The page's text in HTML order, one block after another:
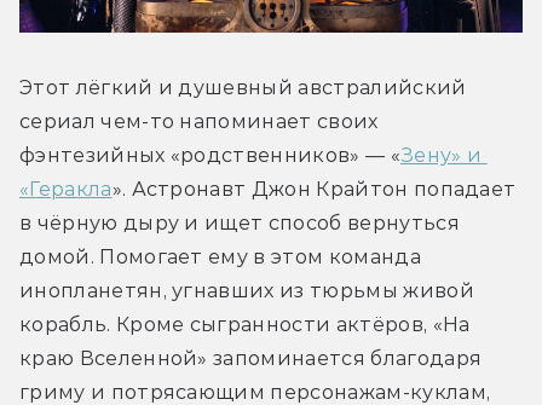
Этот лёгкий и душевный австралийский
сериал чем-то напоминает своих
фэнтезийных «родственников» — «Зену» и
«Геракла». Астронавт Джон Крайтон попадает
в чёрную дыру и ищет способ вернуться
домой. Помогает ему в этом команда
инопланетян, угнавших из тюрьмы живой
корабль. Кроме сыгранности актёров, «На
краю Вселенной» запоминается благодаря
гриму и потрясающим персонажам-куклам,